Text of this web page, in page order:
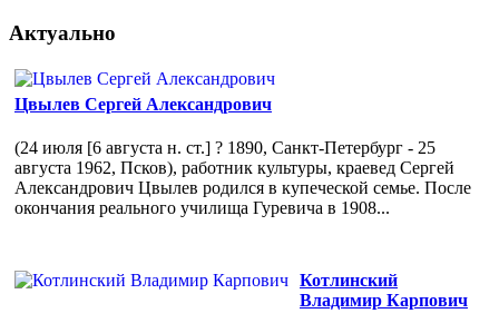
Актуально
Цвылев Сергей Александрович
(24 июля [6 августа н. ст.] ? 1890, Санкт-Петербург - 25
августа 1962, Псков), работник культуры, краевед Сергей
Александрович Цвылев родился в купеческой семье. После
окончания реального училища Гуревича в 1908...
Котлинский
Владимир Карпович